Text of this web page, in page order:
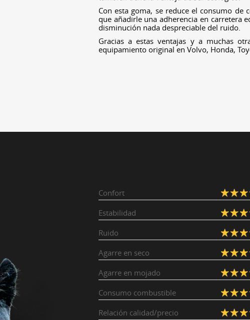
Con esta goma, se reduce el consumo de
que añadirle una adherencia en carretera
disminución nada despreciable del ruido.
Gracias a estas ventajas y a muchas
equipamiento original en Volvo, Honda,
Confort
Estabilidad
Ruido
Agarre en seco
Agarre en mojado
Consumo combustible
Relación calidad/precio